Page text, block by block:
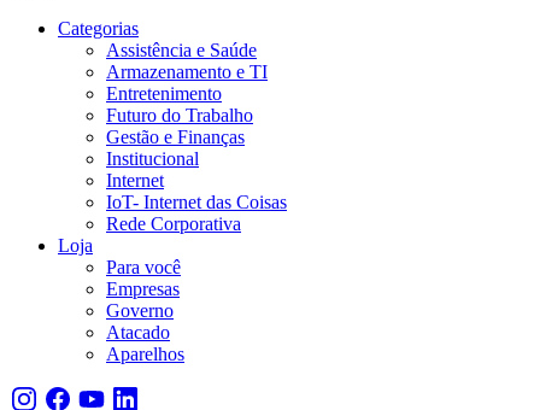
Categorias
Assistência e Saúde
Armazenamento e TI
Entretenimento
Futuro do Trabalho
Gestão e Finanças
Institucional
Internet
IoT- Internet das Coisas
Rede Corporativa
Loja
Para você
Empresas
Governo
Atacado
Aparelhos